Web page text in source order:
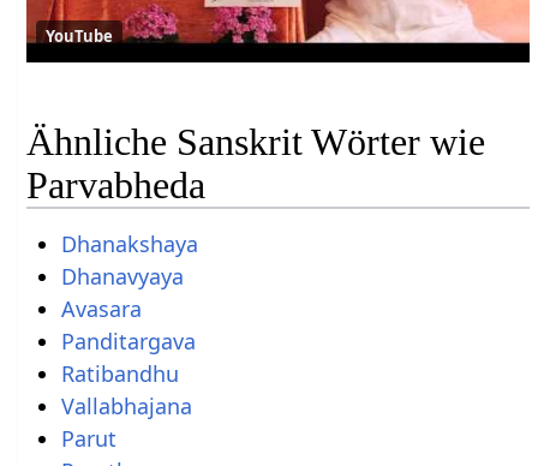
YouTube
Ähnliche Sanskrit Wörter wie
Parvabheda
Dhanakshaya
Dhanavyaya
Avasara
Panditargava
Ratibandhu
Vallabhajana
Parut